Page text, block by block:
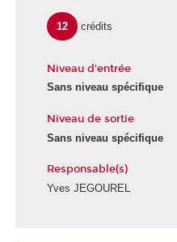
12 crédits
Niveau d'entrée
Sans niveau spécifique
Niveau de sortie
Sans niveau spécifique
Responsable(s)
Yves JEGOUREL